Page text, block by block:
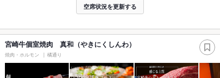
空席状況を更新する
宮崎牛個室焼肉 真和（やきにくしんわ）
焼肉・ホルモン 橘通り